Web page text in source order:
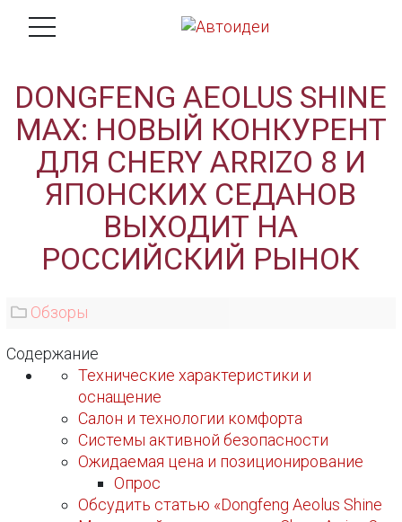
DONGFENG AEOLUS SHINE
MAX: НОВЫЙ КОНКУРЕНТ
ДЛЯ CHERY ARRIZO 8 И
ЯПОНСКИХ СЕДАНОВ
ВЫХОДИТ НА
РОССИЙСКИЙ РЫНОК
Обзоры
Содержание
Технические характеристики и
оснащение
Салон и технологии комфорта
Системы активной безопасности
Ожидаемая цена и позиционирование
Опрос
Обсудить статью «Dongfeng Aeolus Shine